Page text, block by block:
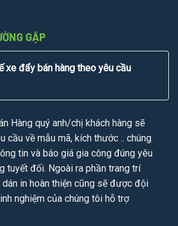
GẶP
xe đẩy bán hàng theo yêu cầu
Hàng quý anh/chị khách hàng sẽ
cầu về mẫu mã, kích thước .. chúng
tin và báo giá gia công đúng yêu
tuyết đối. Ngoài ra phần trang trí
in hoàn thiện cũng sẽ được đội
nghiệm của chúng tôi hỗ trợ